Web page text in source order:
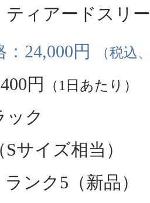
ティアードスリ
24,000円
（税込
円 （1日あたり）
ック
サイズ相当）
ンク5（新品）